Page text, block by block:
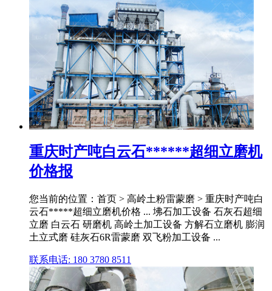
重庆时产吨白云石******超细立磨机
价格报
您当前的位置：首页 > 高岭土粉雷蒙磨 > 重庆时产吨白
云石*****超细立磨机价格 ... 坲石加工设备 石灰石超细
立磨 白云石 研磨机 高岭土加工设备 方解石立磨机 膨润
土立式磨 硅灰石6R雷蒙磨 双飞粉加工设备 ...
联系电话: 180 3780 8511